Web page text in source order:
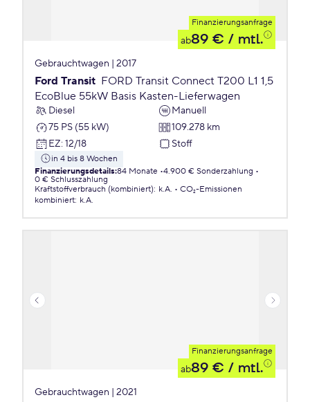
Finanzierungsanfrage
ab89 € / mtl.
Gebrauchtwagen | 2017
Ford Transit FORD Transit Connect T200 L1 1,5
EcoBlue 55kW Basis Kasten-Lieferwagen
Diesel
Manuell
75 PS (55 kW)
109.278 km
EZ: 12/18 Stoff
in 4 bis 8 Wochen
Finanzierungsdetails:84 Monate 4.900 € Sonderzahlung
0 € Schlusszahlung
Kraftstoffverbrauch (kombiniert): k.A.
CO₂-Emissionen
kombiniert: k.A.
Finanzierungsanfrage
ab89 € / mtl.
Gebrauchtwagen | 2021